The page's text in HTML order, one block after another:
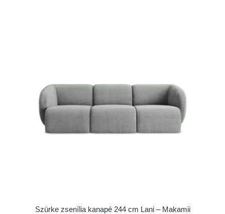
Szürke zsenília kanapé 244 cm Lani – Makamii